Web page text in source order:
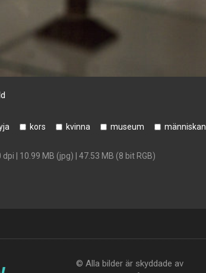
kors kvinna museum människan
| 10.99 MB (jpg) | 47.53 MB (8 bit RGB)
© Alla bilder är skyddade av